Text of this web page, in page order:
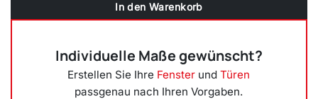
In den Warenkorb
Individuelle Maße gewünscht?
Erstellen Sie Ihre Fenster undTüren
passgenau nach Ihren Vorgaben.